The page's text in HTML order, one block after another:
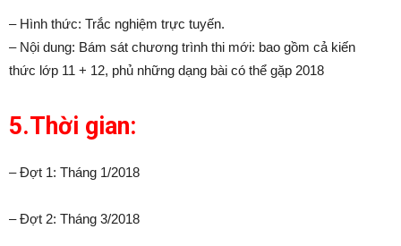
– Hình thức: Trắc nghiệm trực tuyến.
– Nội dung: Bám sát chương trình thi mới: bao gồm cả kiến
thức lớp 11 + 12, phủ những dạng bài có thể gặp 2018
5.Thời gian:
– Đợt 1: Tháng 1/2018
– Đợt 2: Tháng 3/2018